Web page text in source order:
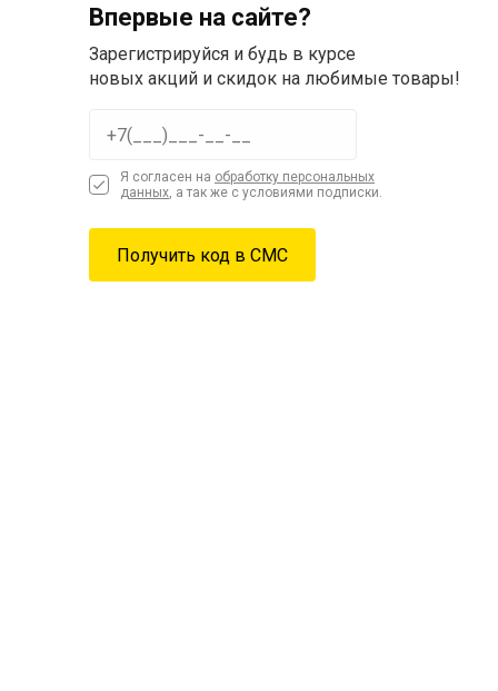
Впервые на сайте?
Зарегистрируйся и будь в курсе
новых акций и скидок на любимые товары!
Я согласен на обработку персональных
данных, а так же с условиями подписки.